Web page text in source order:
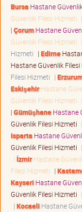
Bursa Hastane
Güvenlik Filesi Hizmeti
| ÇorumHastane
Güvenlik Filesi Hizmeti
Hizmeti | Edirne
Hastane Güvenlik
Filesi Hizmeti |
EskişehirHastane
Güvenlik Filesi Hizmeti
| GümüşhaneHastane
Güvenlik Filesi Hizmeti
Isparta Hastane
Güvenlik Filesi Hizmeti
| İzmirHastane
Filesi Hizmeti |
Kayseri Hastane
Güvenlik Filesi Hizmeti
| Kocaeli Hastane